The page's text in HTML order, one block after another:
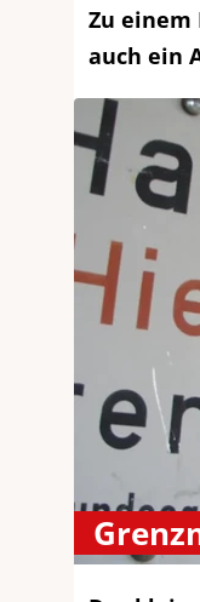
Zu einem
auch ein